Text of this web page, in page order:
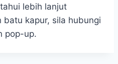
lebih lanjut
batu kapur, sila hubungi
pop-up.